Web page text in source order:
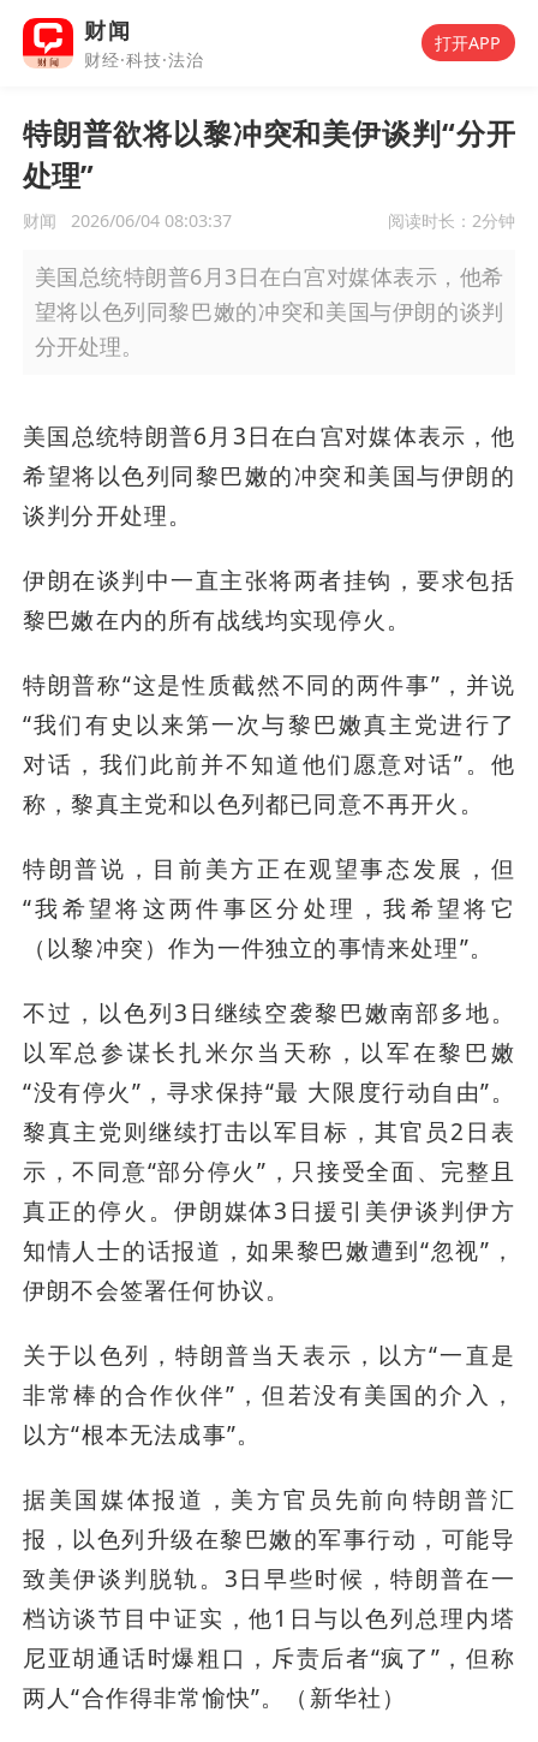
财闻
财经·科技·法治
打开APP
特朗普欲将以黎冲突和美伊谈判“分开
处理”
财闻 2026/06/04 08:03:37 阅读时长： 2分钟
美国总统特朗普6月3日在白宫对媒体表示，他希
望将以色列同黎巴嫩的冲突和美国与伊朗的谈判
分开处理。
美国总统特朗普6月3日在白宫对媒体表示，他
希望将以色列同黎巴嫩的冲突和美国与伊朗的
谈判分开处理。
伊朗在谈判中一直主张将两者挂钩，要求包括
黎巴嫩在内的所有战线均实现停火。
特朗普称“这是性质截然不同的两件事”，并说
“我们有史以来第一次与黎巴嫩真主党进行了
对话，我们此前并不知道他们愿意对话”。他
称，黎真主党和以色列都已同意不再开火。
特朗普说，目前美方正在观望事态发展，但
“我希望将这两件事区分处理，我希望将它
（以黎冲突）作为一件独立的事情来处理”。
不过，以色列3日继续空袭黎巴嫩南部多地。
以军总参谋长扎米尔当天称，以军在黎巴嫩
“没有停火”，寻求保持“最 大限度行动自由”。
黎真主党则继续打击以军目标，其官员2日表
示，不同意“部分停火”，只接受全面、完整且
真正的停火。伊朗媒体3日援引美伊谈判伊方
知情人士的话报道，如果黎巴嫩遭到“忽视”，
伊朗不会签署任何协议。
关于以色列，特朗普当天表示，以方“一直是
非常棒的合作伙伴”，但若没有美国的介入，
以方“根本无法成事”。
据美国媒体报道，美方官员先前向特朗普汇
报，以色列升级在黎巴嫩的军事行动，可能导
致美伊谈判脱轨。3日早些时候，特朗普在一
档访谈节目中证实，他1日与以色列总理内塔
尼亚胡通话时爆粗口，斥责后者“疯了”，但称
两人“合作得非常愉快”。（新华社）